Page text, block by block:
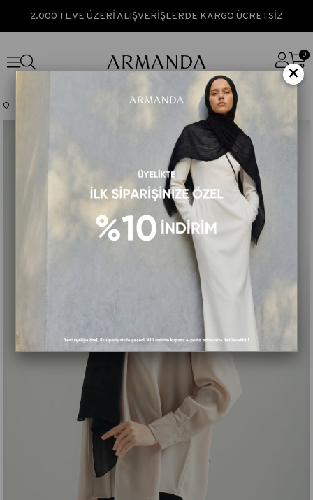
2.000 TL VE ÜZERİ ALIŞVERİŞLERDE KARGO ÜCRETSİZ
0
Anasayfa PRENSES SERİSİ ZİNCİR DESEN ŞAL - SİYAH
×